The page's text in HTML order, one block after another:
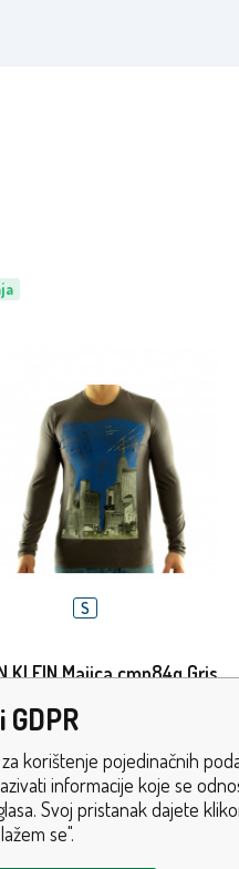
S
KLEIN Majica cmp84q Gris
i okruglim izrezom, u originalnom
lageru 5+
GDPR
korištenje pojedinačnih
informacije koje se
Svoj pristanak dajete
se".